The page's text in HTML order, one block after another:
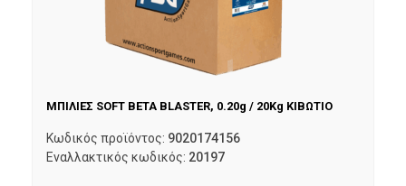
ΜΠΙΛΙΕΣ SOFT BETA BLASTER, 0.20g / 20Kg ΚΙΒΩΤΙΟ
Κωδικός προϊόντος: 9020174156
Εναλλακτικός κωδικός: 20197